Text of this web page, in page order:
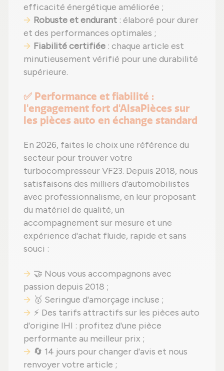
efficacité énergétique améliorée ;
Robuste et endurant : élaboré pour durer
et des performances optimales ;
Fiabilité certifiée : chaque article est
minutieusement vérifié pour une durabilité
supérieure.
✅ Performance et fiabilité :
l'engagement fort d'AlsaPièces sur
les pièces auto en échange standard
En 2026, faites le choix une référence du
secteur pour trouver votre
turbocompresseur VF23. Depuis 2018, nous
satisfaisons des milliers d'automobilistes
avec professionnalisme, en leur proposant
du matériel de qualité, un
accompagnement sur mesure et une
expérience d'achat fluide, rapide et sans
souci :
🤝 Nous vous accompagnons avec
passion depuis 2018 ;
🥇 Seringue d'amorçage incluse ;
⚡ Des tarifs attractifs sur les pièces auto
d'origine IHI : profitez d'une pièce
performante au meilleur prix ;
🔄 14 jours pour changer d'avis et nous
renvoyer votre article ;